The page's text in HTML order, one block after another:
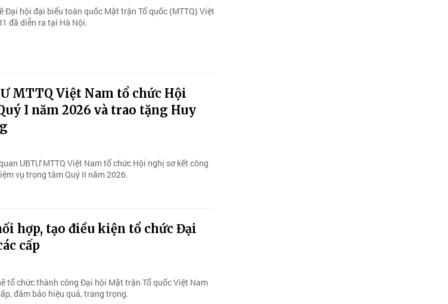
Đại hội đại biểu toàn quốc Mặt trận Tổ quốc (MTTQ) Việt
đã diễn ra tại Hà Nội.
MTTQ Việt Nam tổ chức Hội
I năm 2026 và trao tặng Huy
UBTƯ MTTQ Việt Nam tổ chức Hội nghị sơ kết công
vụ trọng tâm Quý II năm 2026.
hợp, tạo điều kiện tổ chức Đại
cấp
tổ chức thành công Đại hội Mặt trận Tổ quốc Việt Nam
đảm bảo hiệu quả, trang trọng.